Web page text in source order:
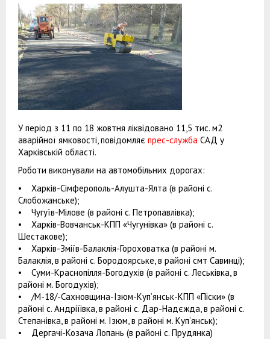
У період з 11 по 18 жовтня ліквідовано 11,5 тис. м2
аварійної ямковості, повідомляє прес-служба САД у
Харківській області.
Роботи виконували на автомобільних дорогах:
• Харків-Сімферополь-Алушта-Ялта (в районі с.
Слобожанське);
• Чугуїв-Мілове (в районі с. Петропавлівка);
• Харків-Вовчанськ-КПП «Чугунівка» (в районі с.
Шестакове);
• Харків-Зміїв-Балаклія-Гороховатка (в районі м.
Балаклія, в районі с. Бородоярське, в районі смт Савинці);
• Суми-Краснопілля-Богодухів (в районі с. Леськівка, в
районі м. Богодухів);
• /М-18/-Сахновщина-Ізюм-Куп’янськ-КПП «Піски» (в
районі с. Андріїівка, в районі с. Дар-Надєжда, в районі с.
Степанівка, в районі м. Ізюм, в районі м. Куп’янськ);
• Дергачі-Козача Лопань (в районі с. Прудянка)